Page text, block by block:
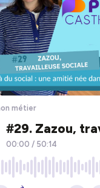
métier
#29. Zazou,
00:00 / 50:14